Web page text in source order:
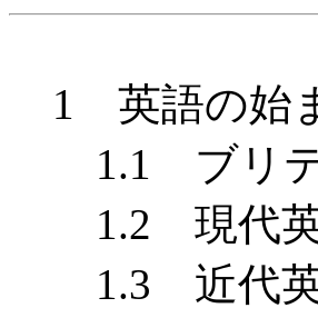
1 英語の始
1.1 ブリテ
1.2 現代英
1.3 近代英